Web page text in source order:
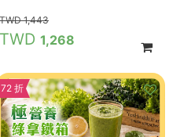
1,443
1,268
72 折